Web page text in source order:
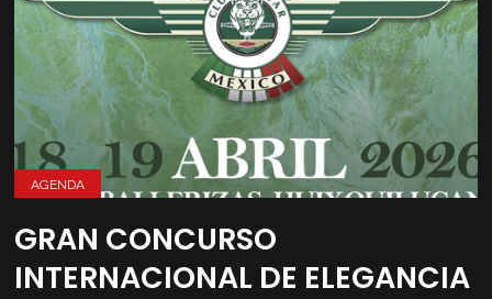
AGENDA
GRAN CONCURSO
INTERNACIONAL DE ELEGANCIA